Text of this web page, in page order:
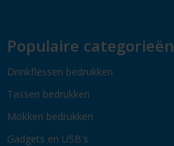
Populaire categorieën
Drinkflessen bedrukken
Tassen bedrukken
Mokken bedrukken
Gadgets en USB's